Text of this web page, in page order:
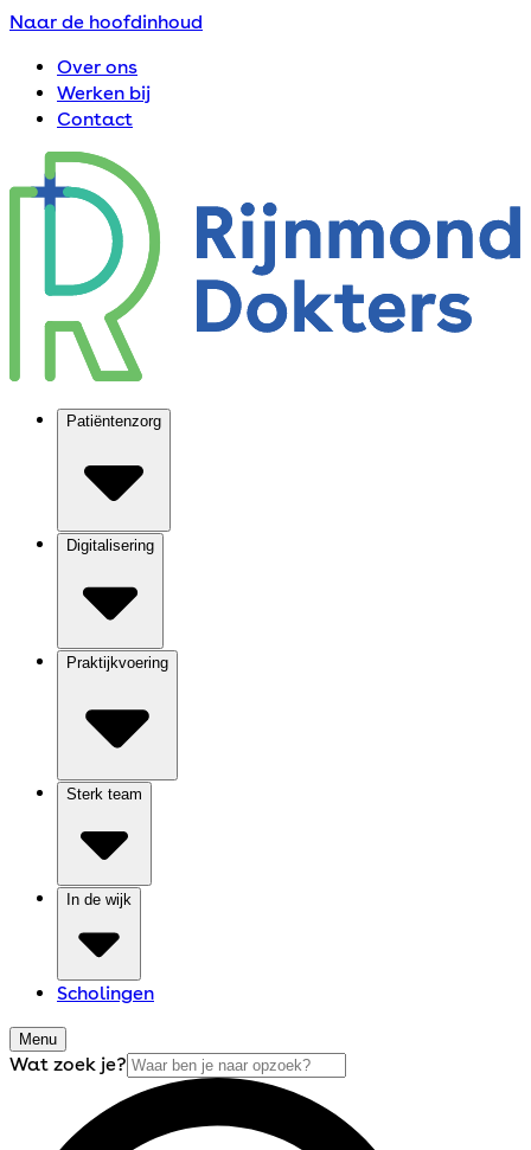
Naar de hoofdinhoud
Over ons
Werken bij
Contact
Patiëntenzorg
Digitalisering
Praktijkvoering
Sterk team
In de wijk
Scholingen
Menu
Wat zoek je?